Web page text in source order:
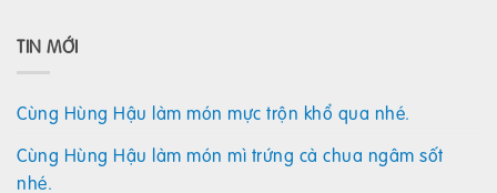
TIN MỚI
Cùng Hùng Hậu làm món mực trộn khổ qua nhé.
Cùng Hùng Hậu làm món mì trứng cà chua ngâm sốt
nhé.